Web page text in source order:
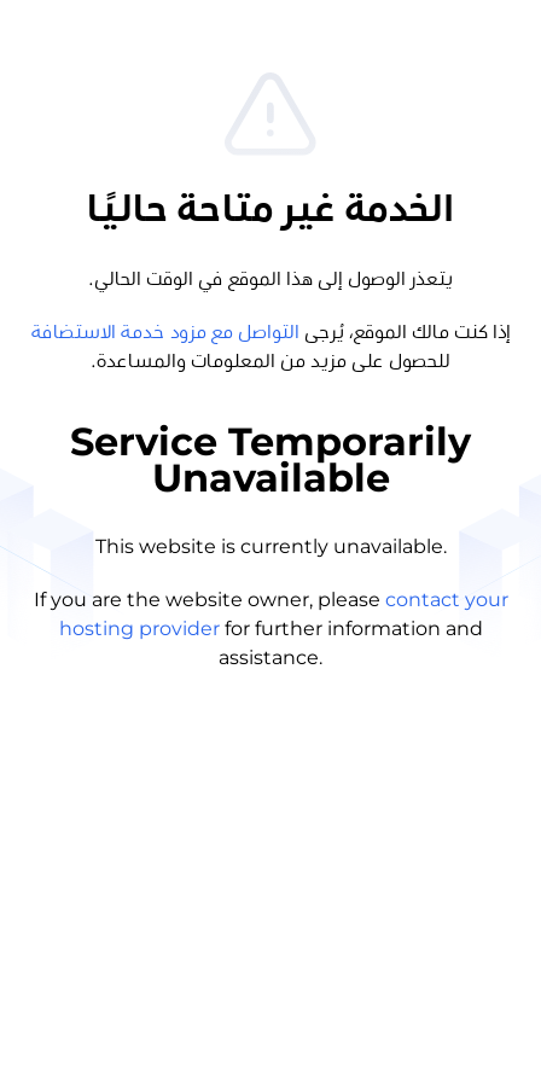
الخدمة غير متاحة حاليًا
يتعذر الوصول إلى هذا الموقع في الوقت الحالي.
إذا كنت مالك الموقع، يُرجى
التواصل مع مزود خدمة الاستضافة
للحصول على مزيد من المعلومات والمساعدة.
Service Temporarily
Unavailable
This website is currently unavailable.
If you are the website owner, please contact your
hosting provider for further information and
assistance.